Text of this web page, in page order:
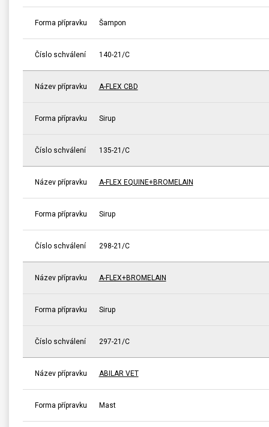
Forma přípravku Šampon
Číslo schválení 140-21/C
Název přípravku A-FLEX CBD
Forma přípravku Sirup
Číslo schválení 135-21/C
Název přípravku A-FLEX EQUINE+BROMELAIN
Forma přípravku Sirup
Číslo schválení 298-21/C
Název přípravku A-FLEX+BROMELAIN
Forma přípravku Sirup
Číslo schválení 297-21/C
Název přípravku ABILAR VET
Forma přípravku Mast